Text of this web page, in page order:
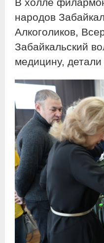
народов
Алкоголиков,
Забайкальский
медицину,